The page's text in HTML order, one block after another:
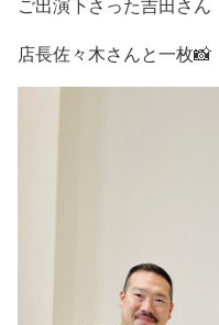
ご出演下さった吉田さん
店長佐々木さんと一枚📸